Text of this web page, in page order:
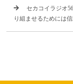
セカコイラジオ
り組ませるためには